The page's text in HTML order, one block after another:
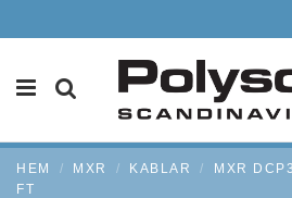
HEM MXR KABLAR
MXR
FT